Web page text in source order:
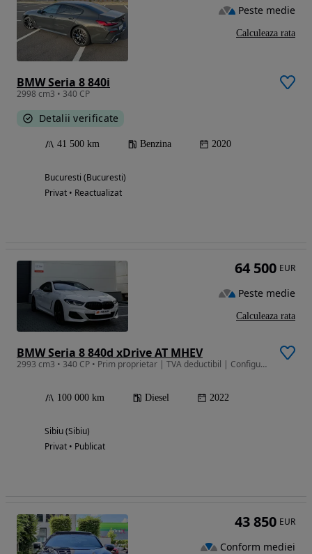
BMW Seria 8 840i
2998 cm3 • 340 CP
Detalii verificate
41 500 km Benzina 2020
Bucuresti (Bucuresti)
Privat • Reactualizat
Peste medie
Calculeaza rata
BMW Seria 8 840d xDrive AT MHEV
2993 cm3 • 340 CP • Prim proprietar | TVA deductibil | Configurație 140.000 € | Bowers & W
100 000 km Diesel 2022
Sibiu (Sibiu)
Privat • Publicat
64 500 EUR
Peste medie
Calculeaza rata
43 850 EUR
Conform mediei